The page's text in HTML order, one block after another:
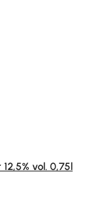
Sternen
vol. 0,75l